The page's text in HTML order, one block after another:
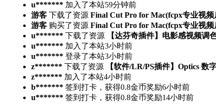
u******* 加入了本站59分钟前
游客 下载了资源 Final Cut Pro for Mac(fcpx专业视频
游客 购买了资源 Final Cut Pro for Mac(fcpx专业视频
u******* 下载了资源 【达芬奇插件】电影感视频调
u******* 加入了本站3小时前
u******* 登录了本站3小时前
z******* 下载了资源 【软件/LR/PS插件】Optics 数
z******* 加入了本站4小时前
b******* 签到打卡，获得0.8金币奖励6小时前
u******* 签到打卡，获得0.8金币奖励14小时前